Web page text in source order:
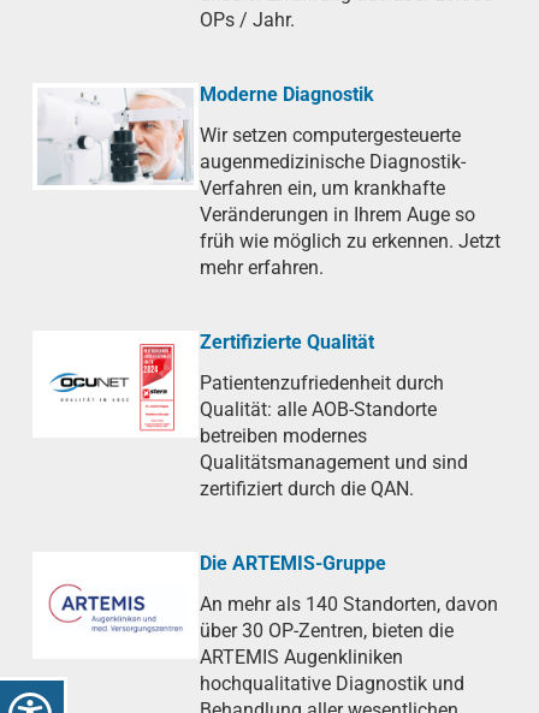
OPs / Jahr.
Moderne Diagnostik
Wir setzen computergesteuerte
augenmedizinische Diagnostik-
Verfahren ein, um krankhafte
Veränderungen in Ihrem Auge so
früh wie möglich zu erkennen. Jetzt
mehr erfahren.
Zertifizierte Qualität
Patientenzufriedenheit durch
Qualität: alle AOB-Standorte
betreiben modernes
Qualitätsmanagement und sind
zertifiziert durch die QAN.
Die ARTEMIS-Gruppe
An mehr als 140 Standorten, davon
über 30 OP-Zentren, bieten die
ARTEMIS Augenkliniken
hochqualitative Diagnostik und